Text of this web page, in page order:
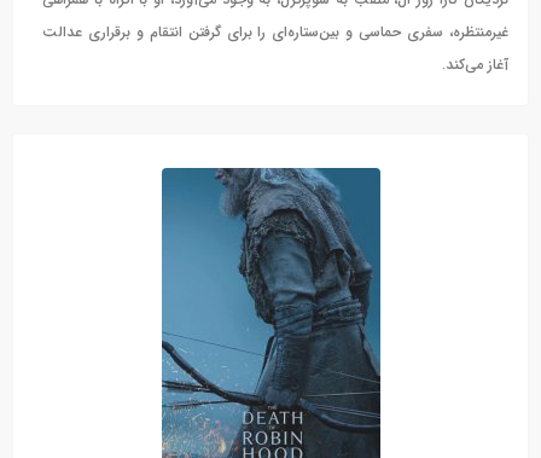
غیرمنتظره، سفری حماسی و بین‌ستاره‌ای را برای گرفتن انتقام و برقراری عدالت
آغاز می‌کند.